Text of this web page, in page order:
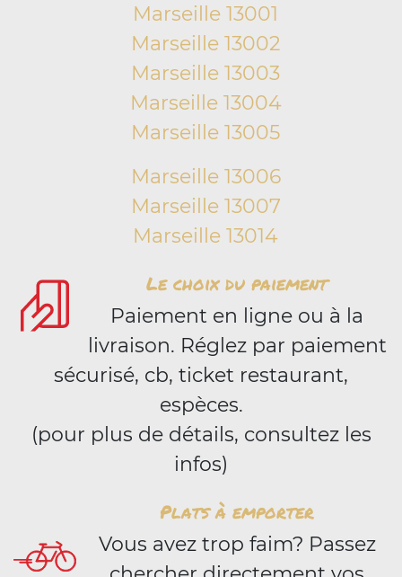
Marseille 13001
Marseille 13002
Marseille 13003
Marseille 13004
Marseille 13005
Marseille 13006
Marseille 13007
Marseille 13014
Le choix du paiement
Paiement en ligne ou à la
livraison. Réglez par paiement
sécurisé, cb, ticket restaurant,
espèces.
(pour plus de détails, consultez les
infos)
Plats à emporter
Vous avez trop faim? Passez